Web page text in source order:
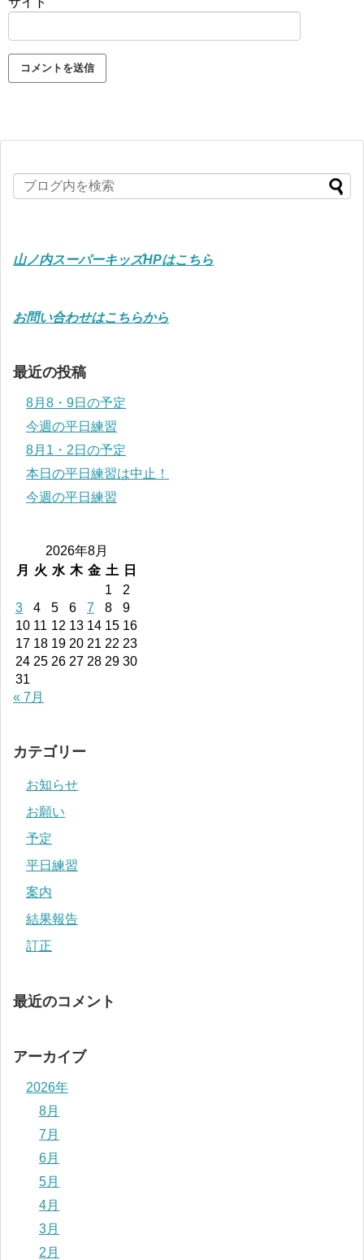
山ノ内スーパーキッズHPはこちら
お問い合わせはこちらから
最近の投稿
8月8・9日の予定
今週の平日練習
8月1・2日の予定
本日の平日練習は中止！
今週の平日練習
2026年8月
月
火 水 木 金 土
日
1
2
3
4 5 6 7 8
9
10 11 12 13 14 15 16
17 18 19 20 21 22 23
24 25 26 27 28 29 30
31
« 7月
カテゴリー
お知らせ
お願い
予定
平日練習
案内
結果報告
訂正
最近のコメント
アーカイブ
2026年
8月
7月
6月
5月
4月
3月
2月